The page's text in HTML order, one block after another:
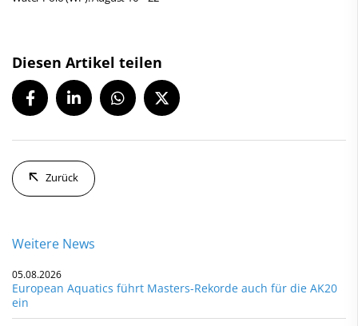
Diesen Artikel teilen
Zurück
Weitere News
05.08.2026
European Aquatics führt Masters-Rekorde auch für die AK20
ein